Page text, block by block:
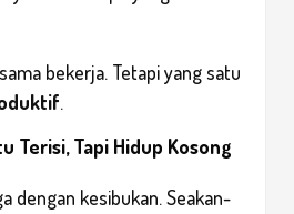
bekerja. Tetapi yang satu
.
Terisi, Tapi Hidup Kosong
dengan kesibukan. Seakan-